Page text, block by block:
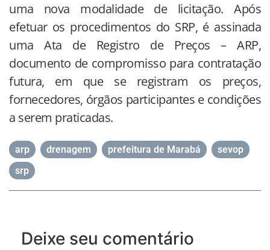
uma nova modalidade de licitação. Após
efetuar os procedimentos do SRP, é assinada
uma Ata de Registro de Preços – ARP,
documento de compromisso para contratação
futura, em que se registram os preços,
fornecedores, órgãos participantes e condições
a serem praticadas.
arp drenagem prefeitura de Marabá sevop
srp
Deixe seu comentário